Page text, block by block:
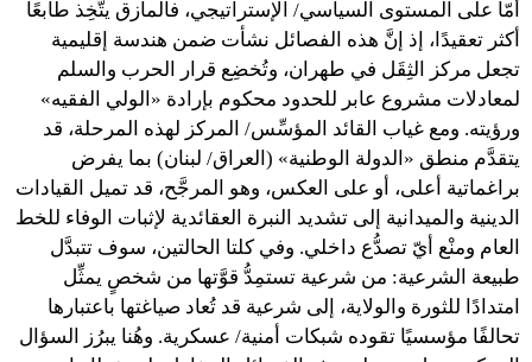
أمّا على المستوى السياسي/ الإستراتيجي، فالمأزق يتّخِذ طابعًا
أكثر تعقيدًا، إذ إنَّ هذه الفصائل نشأت ضمن هندسة إقليمية
تجعل مركز الثِقَل في طهران، وتُخضِع قرار الحرب والسلم
لمعادلات مشروع عابر للحدود محكوم بإرادة «الولي الفقيه»
ورؤيته. ومع غياب القائد المؤسِّس/ المركز لهذه المرحلة، قد
يتقدَّم منطق «الدولة الوطنية» (العراق/ لبنان) بما يفرض
براغماتية أعلى، أو على العكس، وهو المرجَّح، قد تميل القيادات
الدينية والميدانية إلى تشديد النبرة العقائدية لإثبات الوفاء للخط
العام ومنْع أيّ تصدُّع داخلي. وفي كلتا الحالتين، سوف تتبدَّل
طبيعة الشرعية: من شرعية تستمِدُّ قوَّتها من شخصٍ يمثِّل
امتدادًا للثورة والولاية، إلى شرعية قد تُعاد صياغتها باعتبارها
تحالفًا مؤسسيًا تقوده شبكات أمنية/ عسكرية. وهُنا يبرُز السؤال